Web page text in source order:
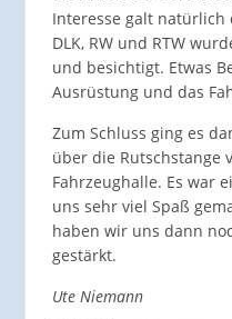
Interesse galt natürlich
DLK, RW und RTW
und besichtigt. Etwas
Ausrüstung und das
Zum Schluss ging es
über die Rutschstange
Fahrzeughalle. Es war
uns sehr viel Spaß
haben wir uns dann
gestärkt.
Ute Niemann